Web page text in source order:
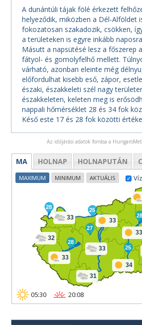
A dunántúli tájak fölé érkezett
helyeződik, miközben a Dél-Alföldet
fokozatosan szakadozik, csökken,
a területeken is egyre inkább
Másutt a napsütésé lesz a főszerep
fátyol- és gomolyfelhő mellett.
várható, azonban eleinte még
előfordulhat kisebb eső, zápor,
északi, északkeleti szél nagy
északkeleten, keleten meg is
nappali hőmérséklet 28 és 34 fok
Késő este 17 és 28 fok közötti
Az időjárási adatok forrása a
MA HOLNAP HOLNAPUTÁN
33
32
33
33
31
34
33
33
28
28
27
25
25
28
05:30 20:08
Víz
MAXIMUM MINIMUM AKTUÁLIS